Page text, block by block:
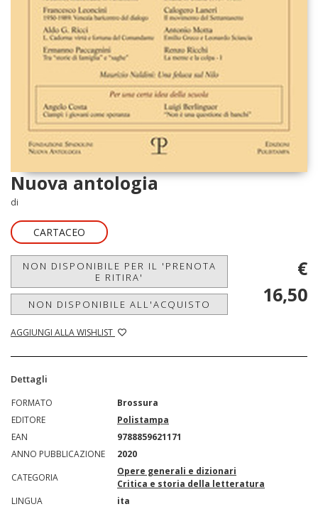
Nuova antologia
di
CARTACEO
NON DISPONIBILE PER IL 'PRENOTA
E RITIRA'
NON DISPONIBILE ALL'ACQUISTO
AGGIUNGI ALLA WISHLIST
€
16,50
Dettagli
FORMATO
Brossura
EDITORE
Polistampa
EAN
9788859621171
ANNO PUBBLICAZIONE
2020
CATEGORIA
Opere generali e dizionari
Critica e storia della letteratura
LINGUA
ita